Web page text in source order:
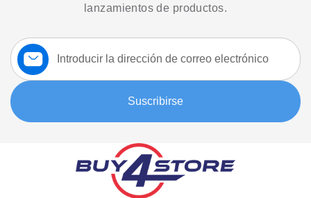
lanzamientos de productos.
Suscríbase
a
nuestro
boletín:
Suscribirse